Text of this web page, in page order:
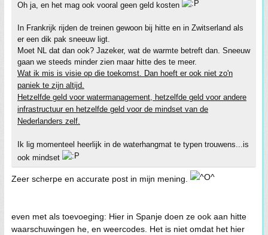
Oh ja, en het mag ook vooral geen geld kosten
In Frankrijk rijden de treinen gewoon bij hitte en in Zwitserland als
er een dik pak sneeuw ligt.
Moet NL dat dan ook? Jazeker, wat de warmte betreft dan. Sneeuw
gaan we steeds minder zien maar hitte des te meer.
Wat ik mis is visie op die toekomst. Dan hoeft er ook niet zo'n
paniek te zijn altijd.
Hetzelfde geld voor watermanagement, hetzelfde geld voor andere
infrastructuur en hetzelfde geld voor de mindset van de
Nederlanders zelf.
Ik lig momenteel heerlijk in de waterhangmat te typen trouwens...is
ook mindset
Zeer scherpe en accurate post in mijn mening.
even met als toevoeging: Hier in Spanje doen ze ook aan hitte
waarschuwingen he, en weercodes. Het is niet omdat het hier